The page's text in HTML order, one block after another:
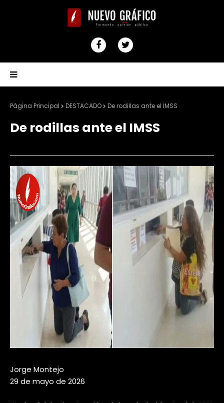
Página Principal DESTACADO De rodillas ante el IMSS
De rodillas ante el IMSS
Jorge Montejo
29 de mayo de 2026